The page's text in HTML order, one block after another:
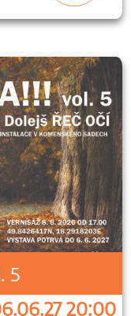
5
20:00